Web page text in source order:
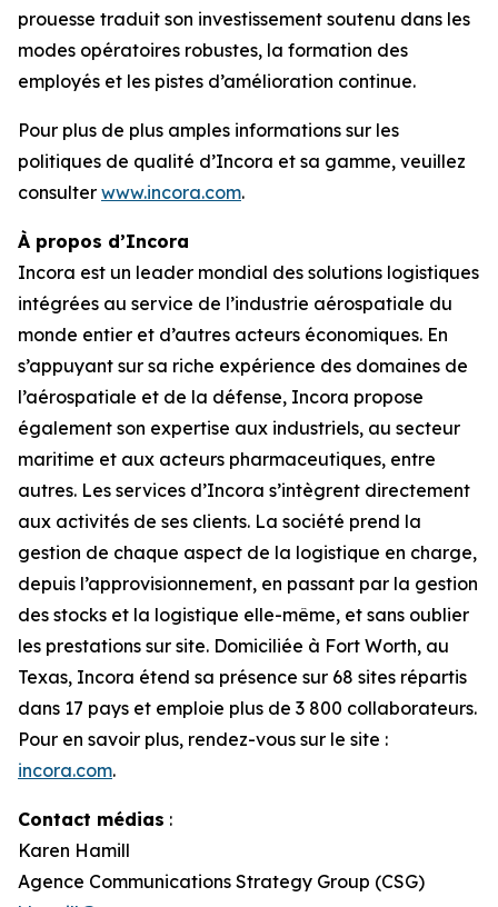
prouesse traduit son investissement soutenu dans les
modes opératoires robustes, la formation des
employés et les pistes d’amélioration continue.
Pour plus de plus amples informations sur les
politiques de qualité d’Incora et sa gamme, veuillez
consulter www.incora.com.
À propos d’Incora
Incora est un leader mondial des solutions logistiques
intégrées au service de l’industrie aérospatiale du
monde entier et d’autres acteurs économiques. En
s’appuyant sur sa riche expérience des domaines de
l’aérospatiale et de la défense, Incora propose
également son expertise aux industriels, au secteur
maritime et aux acteurs pharmaceutiques, entre
autres. Les services d’Incora s’intègrent directement
aux activités de ses clients. La société prend la
gestion de chaque aspect de la logistique en charge,
depuis l’approvisionnement, en passant par la gestion
des stocks et la logistique elle-même, et sans oublier
les prestations sur site. Domiciliée à Fort Worth, au
Texas, Incora étend sa présence sur 68 sites répartis
dans 17 pays et emploie plus de 3 800 collaborateurs.
Pour en savoir plus, rendez-vous sur le site :
incora.com.
Contact médias :
Karen Hamill
Agence Communications Strategy Group (CSG)